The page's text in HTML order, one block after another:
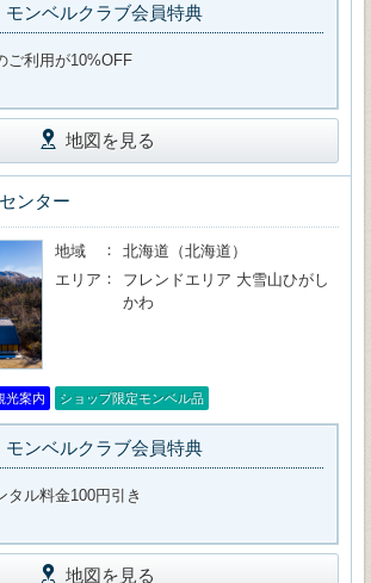
モンベルクラブ会員特典
ご利用が10%OFF
地図を見る
ンター
地域
北海道（北海道）
エリア
フレンドエリア 大雪山ひがし
かわ
光案内 ショップ限定モンベル品
モンベルクラブ会員特典
タル料金100円引き
地図を見る